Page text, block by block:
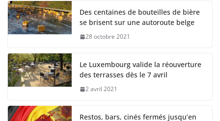
Des centaines de bouteilles de bière
se brisent sur une autoroute belge
28 octobre 2021
Le Luxembourg valide la réouverture
des terrasses dès le 7 avril
2 avril 2021
Restos, bars, cinés fermés jusqu’en